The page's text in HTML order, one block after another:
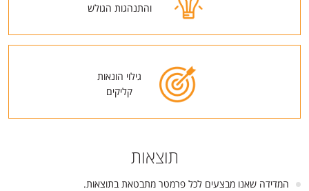
והתנהגות הגולש
גילוי הונאות
קליקים
תוצאות
המדידה שאנו מבצעים לכל פרמטר מתבטאת בתוצאות.